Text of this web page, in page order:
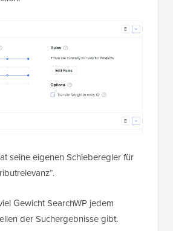
seine eigenen Schieberegler für
Gewicht SearchWP jedem
der Suchergebnisse gibt.